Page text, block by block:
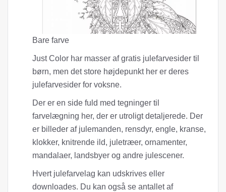
Bare farve
Just Color har masser af gratis julefarvesider til
børn, men det store højdepunkt her er deres
julefarvesider for voksne.
Der er en side fuld med tegninger til
farvelægning her, der er utroligt detaljerede. Der
er billeder af julemanden, rensdyr, engle, kranse,
klokker, knitrende ild, juletræer, ornamenter,
mandalaer, landsbyer og andre julescener.
Hvert julefarvelag kan udskrives eller
downloades. Du kan også se antallet af